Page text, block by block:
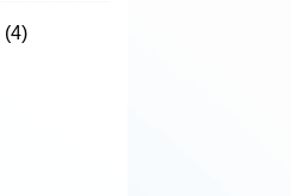
(4)